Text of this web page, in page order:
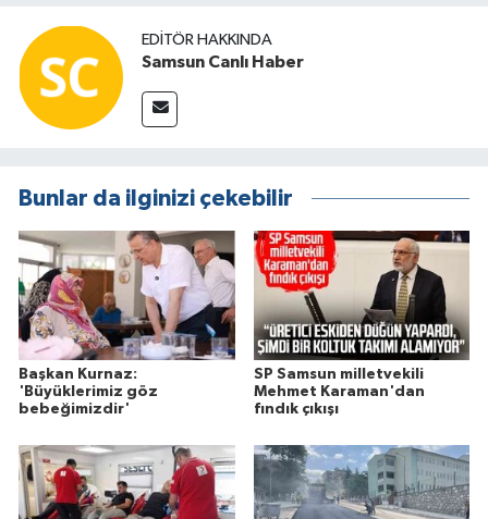
EDITÖR HAKKINDA
Samsun Canlı Haber
Bunlar da ilginizi çekebilir
Başkan Kurnaz:
'Büyüklerimiz göz
bebeğimizdir'
SP Samsun milletvekili
Mehmet Karaman'dan
fındık çıkışı